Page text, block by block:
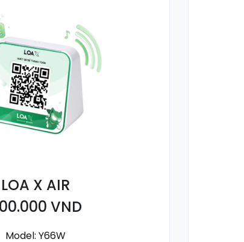
LOA X AIR
VND
Model: Y66W